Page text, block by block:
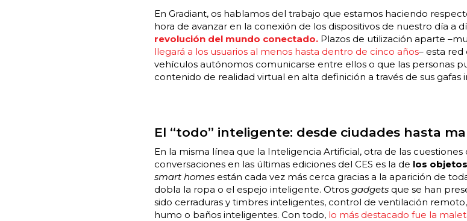
En Gradiant, os hablamos del trabajo que estamos haciendo
hora de avanzar en la conexión de los dispositivos de nuestro día a
revolución del mundo conectado.Plazos de utilización aparte
llegará a los usuarios al menos hasta dentro de cinco años– esta
vehículos autónomos comunicarse entre ellos o que las personas
contenido de realidad virtual en alta definición a través de sus gafas
El “todo” inteligente: desde ciudades hasta
En la misma línea que la Inteligencia Artificial, otra de las
conversaciones en las últimas ediciones del CES es la de los
smart homesestán cada vez más cerca gracias a la aparición de
dobla la ropa o el espejo inteligente. Otros gadgets que se han
sido cerraduras y timbres inteligentes, control de ventilación
humo o baños inteligentes. Con todo, lo más destacado fue la